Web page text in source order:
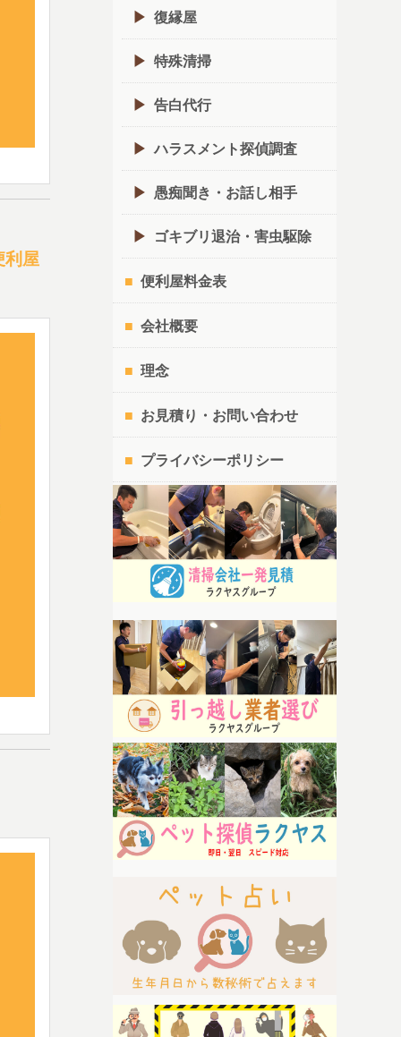
利屋
復縁屋
特殊清掃
告白代行
ハラスメント探偵調査
愚痴聞き・お話し相手
ゴキブリ退治・害虫駆除
便利屋料金表
会社概要
理念
お見積り・お問い合わせ
プライバシーポリシー